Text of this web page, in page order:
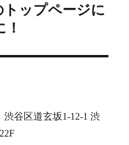
ップページに
谷区道玄坂1-12-1 渋